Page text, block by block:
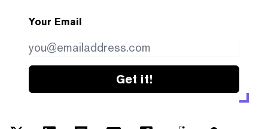
Your Email
Get it!